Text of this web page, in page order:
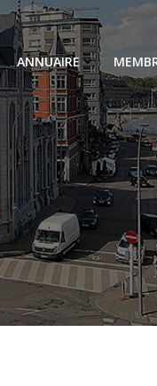
ANNUAIRE